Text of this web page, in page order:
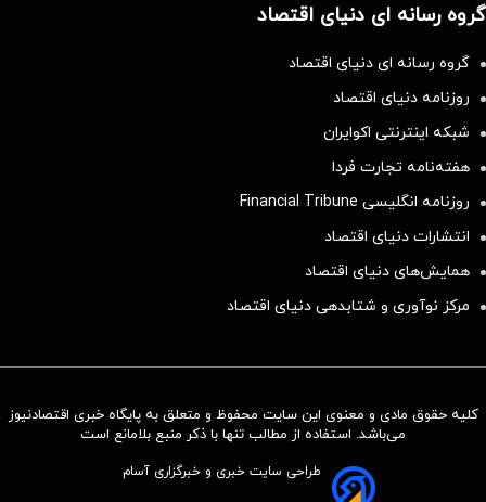
گروه رسانه ای دنیای اقتصاد
گروه رسانه ای دنیای اقتصاد
روزنامه دنیای اقتصاد
شبکه اینترنتی اکوایران
هفته‌نامه تجارت فردا
روزنامه انگلیسی Financial Tribune
انتشارات دنیای اقتصاد
همایش‌های دنیای اقتصاد
مرکز نوآوری و شتابدهی دنیای اقتصاد
کلیه حقوق مادی و معنوی این سایت محفوظ و متعلق به پایگاه خبری اقتصادنیوز
می‌باشد. استفاده از مطالب تنها با ذکر منبع بلامانع است
طراحی سایت خبری و خبرگزاری آسام